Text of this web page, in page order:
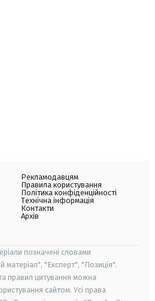
Рекламодавцям
Правила користування
Політика конфіденційності
Технічна інформація
Контакти
Архів
позначені словами
матеріал", "Експерт", "Позиція".
правил цитування можна
сайтом. Усі права